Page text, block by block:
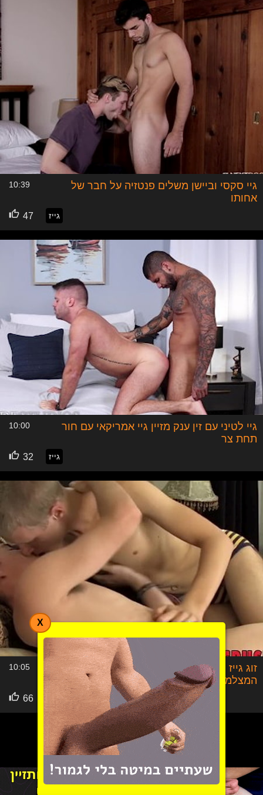
גיי סקסי וביישן משלים פנטזיה על חבר של
אחותו
10:39
גייז 47
גיי לטיני עם זין ענק מזיין גיי אמריקאי עם חור
תחת צר
10:00
גייז 32
זוג גייז חובבנים וסקסיים בסקס ראשון מול
המצלמה
10:05
גייז 66
1 2 הבא
X